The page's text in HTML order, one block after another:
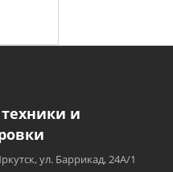
и
ул. Баррикад, 24А/1